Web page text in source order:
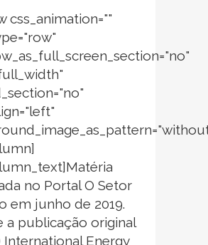
css_animation=""
no Portal O Setor
em junho de 2019.
a publicação original
International Energy